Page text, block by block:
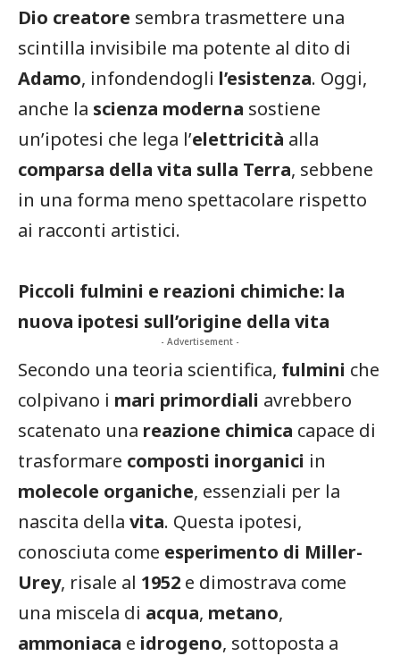
Dio creatore sembra trasmettere una
scintilla invisibile ma potente al dito di
Adamo, infondendogli l’esistenza. Oggi,
anche la scienza moderna sostiene
un’ipotesi che lega l’elettricità alla
comparsa della vita sulla Terra, sebbene
in una forma meno spettacolare rispetto
ai racconti artistici.
Piccoli fulmini e reazioni chimiche: la
nuova ipotesi sull’origine della vita
- Advertisement -
Secondo una teoria scientifica, fulmini che
colpivano i mari primordiali avrebbero
scatenato una reazione chimica capace di
trasformare composti inorganici in
molecole organiche, essenziali per la
nascita della vita. Questa ipotesi,
conosciuta come esperimento di Miller-
Urey, risale al 1952 e dimostrava come
una miscela di acqua, metano,
ammoniaca e idrogeno, sottoposta a